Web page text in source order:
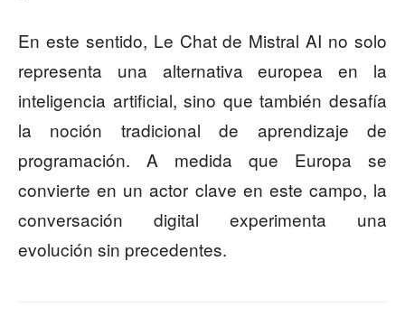
En este sentido, Le Chat de Mistral AI no solo
representa una alternativa europea en la
inteligencia artificial, sino que también desafía
la noción tradicional de aprendizaje de
programación. A medida que Europa se
convierte en un actor clave en este campo, la
conversación digital experimenta una
evolución sin precedentes.